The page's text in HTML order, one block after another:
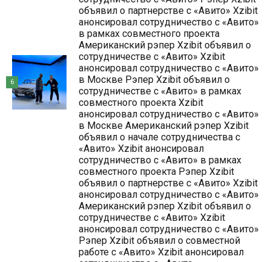
объявил о партнерстве с «Авито» Xzibit
анонсировал сотрудничество с «Авито»
в рамках совместного проекта
Американский рэпер Xzibit объявил о
сотрудничестве с «Авито» Xzibit
анонсировал сотрудничество с «Авито»
в Москве Рэпер Xzibit объявил о
сотрудничестве с «Авито» в рамках
совместного проекта Xzibit
анонсировал сотрудничество с «Авито»
в Москве Американский рэпер Xzibit
объявил о начале сотрудничества с
«Авито» Xzibit анонсировал
сотрудничество с «Авито» в рамках
совместного проекта Рэпер Xzibit
объявил о партнерстве с «Авито» Xzibit
анонсировал сотрудничество с «Авито»
Американский рэпер Xzibit объявил о
сотрудничестве с «Авито» Xzibit
анонсировал сотрудничество с «Авито»
Рэпер Xzibit объявил о совместной
работе с «Авито» Xzibit анонсировал
6